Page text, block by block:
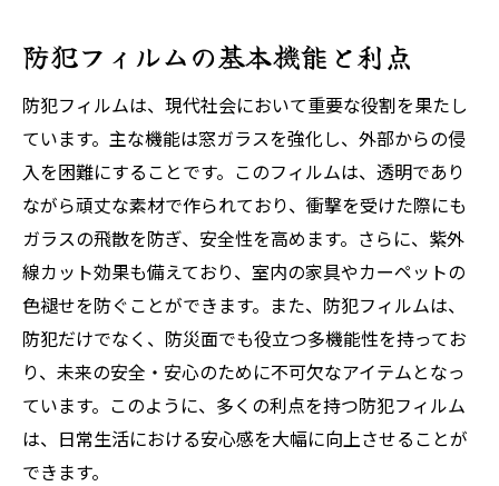
防犯フィルムの基本機能と利点
防犯フィルムは、現代社会において重要な役割を果たし
ています。主な機能は窓ガラスを強化し、外部からの侵
入を困難にすることです。このフィルムは、透明であり
ながら頑丈な素材で作られており、衝撃を受けた際にも
ガラスの飛散を防ぎ、安全性を高めます。さらに、紫外
線カット効果も備えており、室内の家具やカーペットの
色褪せを防ぐことができます。また、防犯フィルムは、
防犯だけでなく、防災面でも役立つ多機能性を持ってお
り、未来の安全・安心のために不可欠なアイテムとなっ
ています。このように、多くの利点を持つ防犯フィルム
は、日常生活における安心感を大幅に向上させることが
できます。